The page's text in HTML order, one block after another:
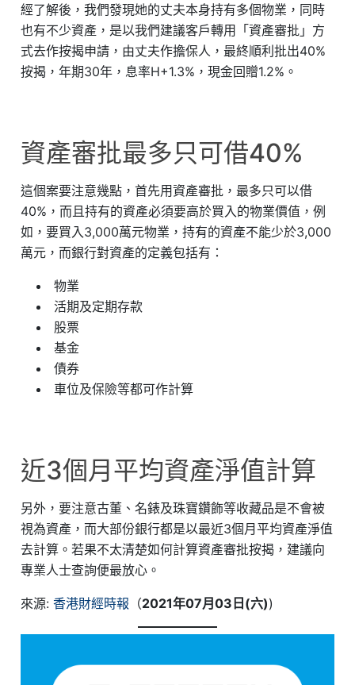
經了解後，我們發現她的丈夫本身持有多個物業，同時
也有不少資產，是以我們建議客戶轉用「資產審批」方
式去作按揭申請，由丈夫作擔保人，最終順利批出40%
按揭，年期30年，息率H+1.3%，現金回贈1.2%。
資產審批最多只可借40%
這個案要注意幾點，首先用資產審批，最多只可以借
40%，而且持有的資產必須要高於買入的物業價值，例
如，要買入3,000萬元物業，持有的資產不能少於3,000
萬元，而銀行對資產的定義包括有：
物業
活期及定期存款
股票
基金
債券
車位及保險等都可作計算
近3個月平均資產淨值計算
另外，要注意古董、名錶及珠寶鑽飾等收藏品是不會被
視為資產，而大部份銀行都是以最近3個月平均資產淨值
去計算。若果不太清楚如何計算資產審批按揭，建議向
專業人士查詢便最放心。
來源:香港財經時報 （2021年07月03日(六))